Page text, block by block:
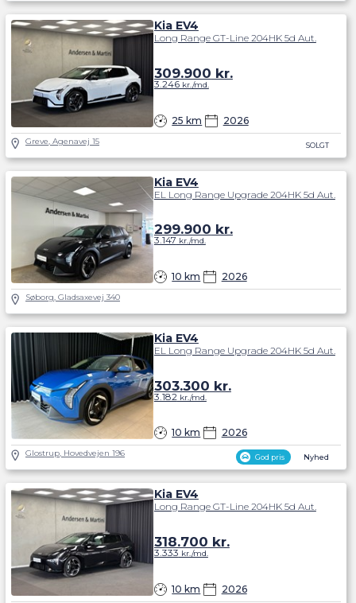
SOLGT
Kia EV4
Long Range GT-Line 204HK 5d Aut.
25 km 2026
309.900 kr.
3.246kr./md.
Greve, Agenavej 15
Kia EV4
EL Long Range Upgrade 204HK 5d Aut.
10 km 2026
299.900 kr.
3.147 kr./md.
Søborg, Gladsaxevej 340
God pris Nyhed
Kia EV4
EL Long Range Upgrade 204HK 5d Aut.
10 km 2026
303.300 kr.
3.182kr./md.
Glostrup, Hovedvejen 196
Kia EV4
Long Range GT-Line 204HK 5d Aut.
10 km 2026
318.700 kr.
3.333 kr./md.